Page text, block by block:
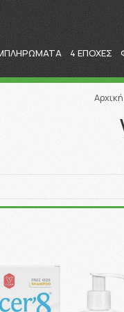
4 ΕΠΟΧΕΣ
Αρχική